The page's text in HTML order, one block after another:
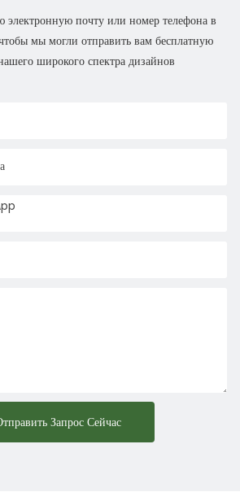
электронную почту или номер телефона в
мы могли отправить вам бесплатную
широкого спектра дизайнов
Запрос Сейчас